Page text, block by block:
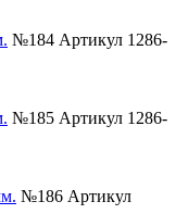
№184 Артикул 1286-
№185 Артикул 1286-
№186 Артикул